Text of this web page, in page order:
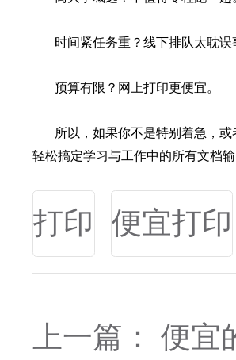
时间紧任务重？线下排队太耽误
预算有限？网上打印更便宜。
所以，如果你不是特别着急，
轻松搞定学习与工作中的所有文档输
打印 便宜打印
上一篇： 便宜